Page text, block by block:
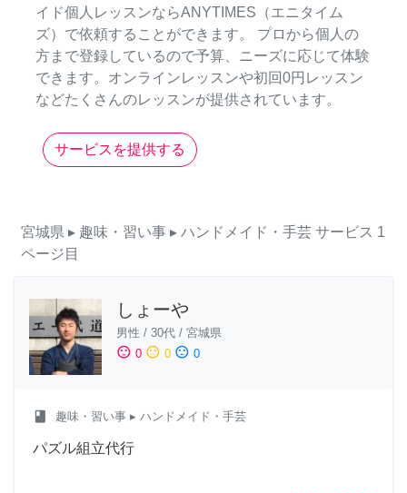
イド個人レッスンならANYTIMES（エニタイム
ズ）で依頼することができます。 プロから個人の
方まで登録しているので予算、ニーズに応じて体験
できます。オンラインレッスンや初回0円レッスン
などたくさんのレッスンが提供されています。
サービスを提供する
宮城県 ▸ 趣味・習い事 ▸ ハンドメイド・手芸 サービス 1
ページ目
しょーや
男性 / 30代 / 宮城県
sentiment_satisfied 0 sentiment_neutral 0 sentiment_dissatisfied 0
class 趣味・習い事 ▸ ハンドメイド・手芸
パズル組立代行